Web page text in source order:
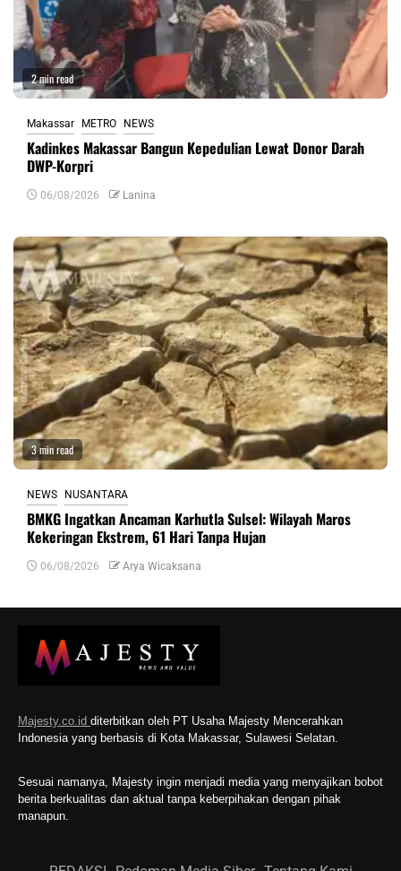
2 min read
Makassar METRO NEWS
Kadinkes Makassar Bangun Kepedulian Lewat Donor Darah
DWP-Korpri
06/08/2026 Lanina
3 min read
NEWS NUSANTARA
BMKG Ingatkan Ancaman Karhutla Sulsel: Wilayah Maros
Kekeringan Ekstrem, 61 Hari Tanpa Hujan
06/08/2026 Arya Wicaksana
Majesty.co.id diterbitkan oleh PT Usaha Majesty Mencerahkan
Indonesia yang berbasis di Kota Makassar, Sulawesi Selatan.
Sesuai namanya, Majesty ingin menjadi media yang menyajikan bobot
berita berkualitas dan aktual tanpa keberpihakan dengan pihak
manapun.